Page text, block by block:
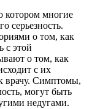
котором многие
серьезность.
о том, как
с этой
о том, как
с их
врачу. Симптомы,
могут быть
недугами.